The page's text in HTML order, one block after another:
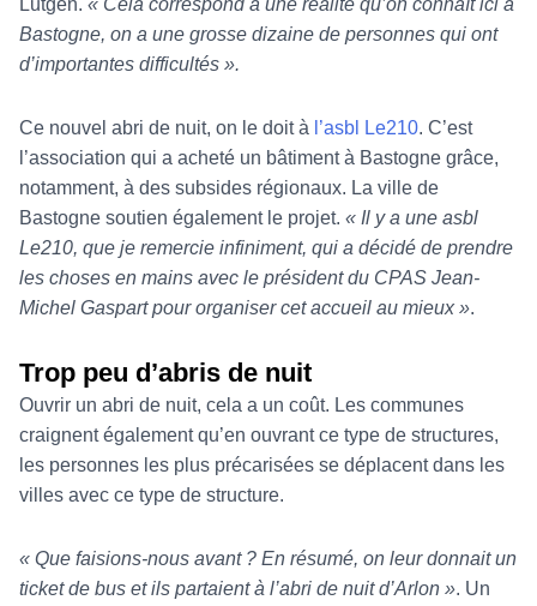
Bastogne, on a une grosse dizaine de personnes qui ont
d’importantes difficultés ».
Ce nouvel abri de nuit, on le doit à l’asbl Le210. C’est
l’association qui a acheté un bâtiment à Bastogne grâce,
notamment, à des subsides régionaux. La ville de
Bastogne soutien également le projet. « Il y a une asbl
Le210, que je remercie infiniment, qui a décidé de prendre
les choses en mains avec le président du CPAS Jean-
Michel Gaspart pour organiser cet accueil au mieux ».
Trop peu d’abris de nuit
Ouvrir un abri de nuit, cela a un coût. Les communes
craignent également qu’en ouvrant ce type de structures,
les personnes les plus précarisées se déplacent dans les
villes avec ce type de structure.
« Que faisions-nous avant ? En résumé, on leur donnait un
ticket de bus et ils partaient à l’abri de nuit d’Arlon ». Un